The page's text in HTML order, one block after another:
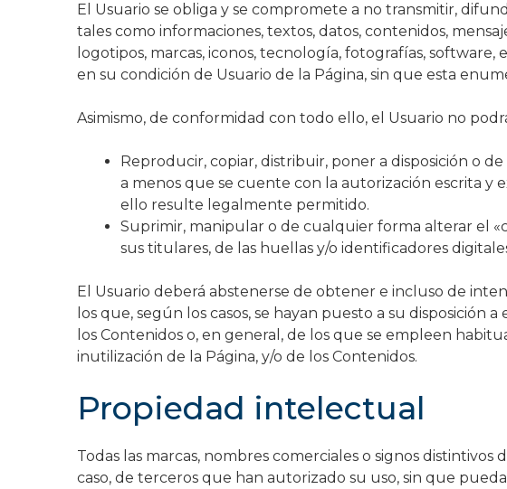
El Usuario se obliga y se compromete a no transmitir,
tales como informaciones, textos, datos, contenidos,
logotipos, marcas, iconos, tecnología, fotografías,
en su condición de Usuario de la Página, sin que esta
Asimismo, de conformidad con todo ello, el Usuario no
Reproducir, copiar, distribuir, poner a disposición o
a menos que se cuente con la autorización escrita y
ello resulte legalmente permitido.
Suprimir, manipular o de cualquier forma alterar el
sus titulares, de las huellas y/o identificadores
El Usuario deberá abstenerse de obtener e incluso de
los que, según los casos, se hayan puesto a su
los Contenidos o, en general, de los que se empleen
inutilización de la Página, y/o de los Contenidos.
Propiedad intelectual
Todas las marcas, nombres comerciales o signos
caso, de terceros que han autorizado su uso, sin que